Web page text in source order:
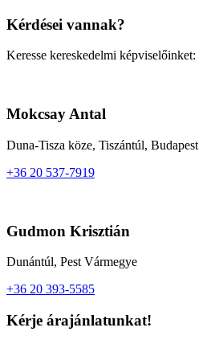
Kérdései vannak?
Keresse kereskedelmi képviselőinket:
Mokcsay Antal
Duna-Tisza köze, Tiszántúl, Budapest
+36 20 537-7919
Gudmon Krisztián
Dunántúl, Pest Vármegye
+36 20 393-5585
Kérje árajánlatunkat!